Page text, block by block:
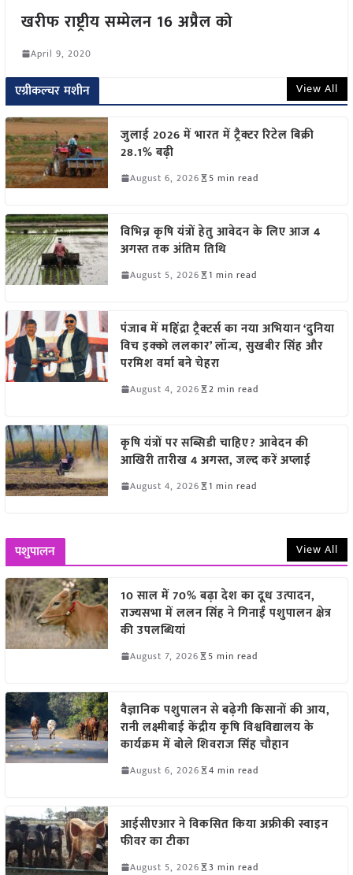
खरीफ राष्ट्रीय सम्मेलन 16 अप्रैल को
April 9, 2020
एग्रीकल्चर मशीन View All
जुलाई 2026 में भारत में ट्रैक्टर रिटेल बिक्री
28.1% बढ़ी
August 6, 2026 5 min read
विभिन्न कृषि यंत्रों हेतु आवेदन के लिए आज 4
अगस्त तक अंतिम तिथि
August 5, 2026 1 min read
पंजाब में महिंद्रा ट्रैक्टर्स का नया अभियान ‘दुनिया
विच इक्को ललकार’ लॉन्च, सुखबीर सिंह और
परमिश वर्मा बने चेहरा
August 4, 2026 2 min read
कृषि यंत्रों पर सब्सिडी चाहिए? आवेदन की
आखिरी तारीख 4 अगस्त, जल्द करें अप्लाई
August 4, 2026 1 min read
पशुपालन View All
10 साल में 70% बढ़ा देश का दूध उत्पादन,
राज्यसभा में ललन सिंह ने गिनाईं पशुपालन क्षेत्र
की उपलब्धियां
August 7, 2026 5 min read
वैज्ञानिक पशुपालन से बढ़ेगी किसानों की आय,
रानी लक्ष्मीबाई केंद्रीय कृषि विश्वविद्यालय के
कार्यक्रम में बोले शिवराज सिंह चौहान
August 6, 2026 4 min read
आईसीएआर ने विकसित किया अफ्रीकी स्वाइन
फीवर का टीका
August 5, 2026 3 min read